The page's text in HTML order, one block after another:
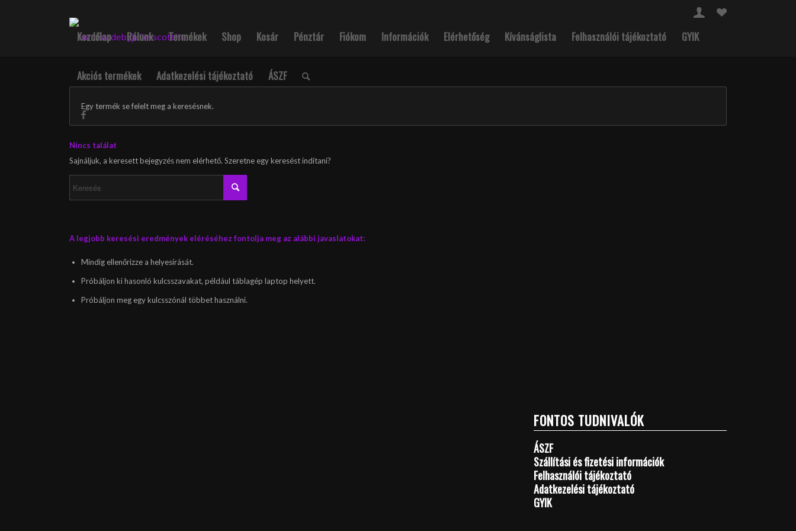
Kezdőlap Rólunk Termékek Shop Kosár Pénztár Fiókom Információk Elérhetőség Kívánságlista Felhasználói tájékoztató GYIK
Akciós termékek Adatkezelési tájékoztató ÁSZF
Egy termék se felelt meg a keresésnek.
Nincs találat
Sajnáljuk, a keresett bejegyzés nem elérhető. Szeretne egy keresést indítani?
A legjobb keresési eredmények eléréséhez fontolja meg az alábbi javaslatokat:
Mindig ellenőrizze a helyesírását.
Próbáljon ki hasonló kulcsszavakat, például táblagép laptop helyett.
Próbáljon meg egy kulcsszónál többet használni.
FONTOS TUDNIVALÓK
ÁSZF
Szállítási és fizetési információk
Felhasználói tájékoztató
Adatkezelési tájékoztató
GYIK